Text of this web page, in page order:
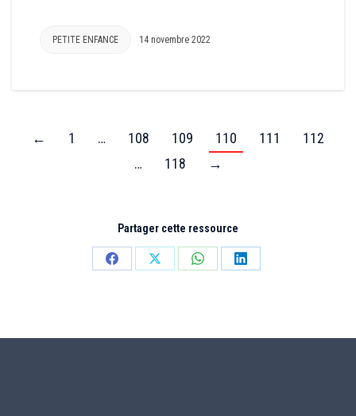
PETITE ENFANCE 14 novembre 2022
← 1 … 108 109 110 111
112
…
118 →
Partager cette ressource
PartagerPartagerPartagerPartager